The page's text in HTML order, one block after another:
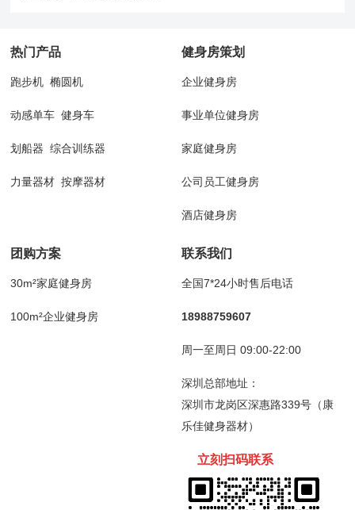
热门产品
跑步机 椭圆机
动感单车 健身车
划船器 综合训练器
力量器材 按摩器材
健身房策划
企业健身房
事业单位健身房
家庭健身房
公司员工健身房
酒店健身房
团购方案
30m²家庭健身房
100m²企业健身房
联系我们
全国7*24小时售后电话
18988759607
周一至周日 09:00-22:00
深圳总部地址：
深圳市龙岗区深惠路339号（康
乐佳健身器材）
立刻扫码联系